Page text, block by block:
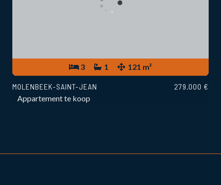
3 1 121 m²
MOLENBEEK-SAINT-JEAN
Appartement te koop
279.000 €